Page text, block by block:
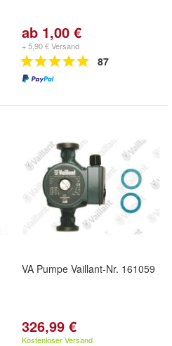
ab 1,00 €
+ 5,90 € Versand
87
VA Pumpe Vaillant-Nr. 161059
326,99 €
Kostenloser Versand